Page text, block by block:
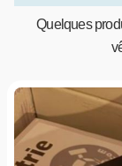
Quelques